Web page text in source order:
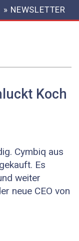
» NEWSLETTER
Koch
Cymbiq aus
Es
weiter
neue CEO von